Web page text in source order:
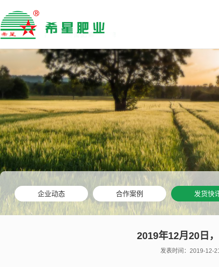
企业动态 合作案例 发货快
2019年12月20日
发表时间： 2019-12-